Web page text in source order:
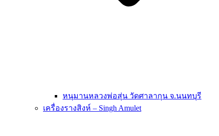
หนุมานหลวงพ่อสุ่น วัดศาลากุน จ.นนทบุรี
เครื่องรางสิงห์ – Singh Amulet